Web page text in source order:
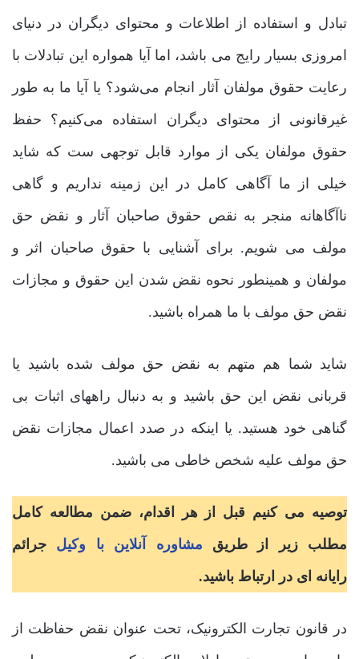
تبادل و استفاده از اطلاعات و محتوای دیگران در دنیای
امروزی بسیار رایج می باشد، اما آیا همواره این تبادلات با
رعایت حقوق مولفان آثار انجام می‌شود؟ یا آیا ما به طور
غیرقانونی از محتوای دیگران استفاده می‌کنیم؟ حفظ
حقوق مولفان یکی از موارد قابل توجهی ست که شاید
خیلی از ما آگاهی کامل در این زمینه نداریم و گاهی
ناآگاهانه منجر به نقص حقوق صاحبان آثار و نقض حق
مولف می شویم. برای آشنایی با حقوق صاحبان اثر و
مولفان و همینطور نحوه نقض شدن این حقوق و مجازات
نقض حق مولف با ما همراه باشید.
شاید شما هم متهم به نقض حق مولف شده باشید یا
قربانی نقض این حق باشید و به دنبال راههای اثبات بی
گناهی خود هستید. یا اینکه در صدد اعمال مجازات نقض
حق مولف علیه شخص خاطی می باشید.
توصیه می کنیم قبل از هر اقدام، ضمن مطالعه کامل
مطلب زیر از طریق مشاوره آنلاین با وکیل جرائم
رایانه ای در ارتباط باشید.
در قانون تجارت الکترونیک، تحت عنوان نقض حفاظت از